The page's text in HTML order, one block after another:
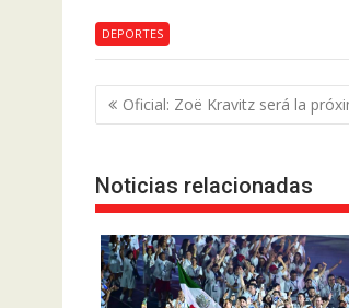
DEPORTES
Navegación
de
Oficial: Zoë Kravitz será la
Noticias relacionadas